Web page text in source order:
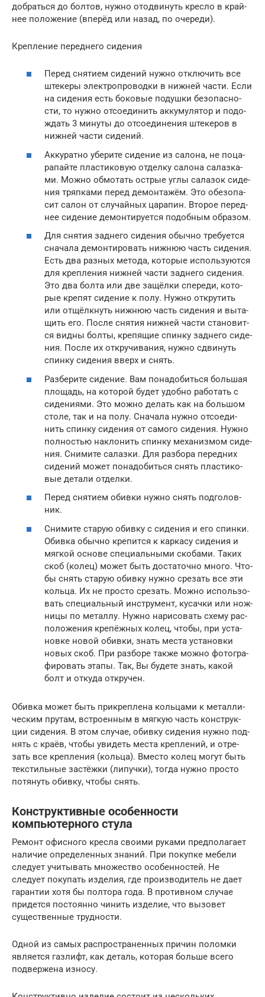
добрать­ся до бол­тов, нуж­но ото­дви­нуть крес­ло в край­
нее поло­же­ние (впе­рёд или назад, по оче­ре­ди).
Креп­ле­ние перед­не­го сиде­ния
Перед сня­ти­ем сиде­ний нуж­но отклю­чить все
ште­ке­ры элек­тро­про­вод­ки в ниж­ней части. Если
на сиде­ния есть боко­вые подуш­ки без­опас­но­
сти, то нуж­но отсо­еди­нить акку­му­ля­тор и подо­
ждать 3 мину­ты до отсо­еди­не­ния ште­ке­ров в
ниж­ней части сиде­ний.
Акку­рат­но убе­ри­те сиде­ние из сало­на, не поца­
ра­пай­те пла­сти­ко­вую отдел­ку сало­на салаз­ка­
ми. Мож­но обмо­тать ост­рые углы сала­зок сиде­
ния тряп­ка­ми перед демон­та­жём. Это обез­опа­
сит салон от слу­чай­ных цара­пин. Вто­рое перед­
нее сиде­ние демон­ти­ру­ет­ся подоб­ным обра­зом.
Для сня­тия зад­не­го сиде­ния обыч­но тре­бу­ет­ся
сна­ча­ла демон­ти­ро­вать ниж­нюю часть сиде­ния.
Есть два раз­ных мето­да, кото­рые исполь­зу­ют­ся
для креп­ле­ния ниж­ней части зад­не­го сиде­ния.
Это два бол­та или две защёл­ки спе­ре­ди, кото­
рые кре­пят сиде­ние к полу. Нуж­но откру­тить
или отщёлк­нуть ниж­нюю часть сиде­ния и выта­
щить его. После сня­тия ниж­ней части ста­но­вит­
ся вид­ны бол­ты, кре­пя­щие спин­ку зад­не­го сиде­
ния. После их откру­чи­ва­ния, нуж­но сдви­нуть
спин­ку сиде­ния вверх и снять.
Раз­бе­ри­те сиде­ние. Вам пона­до­бить­ся боль­шая
пло­щадь, на кото­рой будет удоб­но рабо­тать с
сиде­ни­я­ми. Это мож­но делать как на боль­шом
сто­ле, так и на полу. Сна­ча­ла нуж­но отсо­еди­
нить спин­ку сиде­ния от само­го сиде­ния. Нуж­но
пол­но­стью накло­нить спин­ку меха­низ­мом сиде­
ния. Сни­ми­те салаз­ки. Для раз­бо­ра перед­них
сиде­ний может пона­до­бить­ся снять пла­сти­ко­
вые дета­ли отдел­ки.
Перед сня­ти­ем обив­ки нуж­но снять под­го­лов­
ник.
Сни­ми­те ста­рую обив­ку с сиде­ния и его спин­ки.
Обив­ка обыч­но кре­пит­ся к кар­ка­су сиде­ния и
мяг­кой осно­ве спе­ци­аль­ны­ми ско­ба­ми. Таких
скоб (колец) может быть доста­точ­но мно­го. Что­
бы снять ста­рую обив­ку нуж­но сре­зать все эти
коль­ца. Их не про­сто сре­зать. Мож­но исполь­зо­
вать спе­ци­аль­ный инстру­мент, кусач­ки или нож­
ни­цы по метал­лу. Нуж­но нари­со­вать схе­му рас­
по­ло­же­ния кре­пёж­ных колец, что­бы, при уста­
нов­ке новой обив­ки, знать места уста­нов­ки
новых скоб. При раз­бо­ре так­же мож­но фото­гра­
фи­ро­вать эта­пы. Так, Вы буде­те знать, какой
болт и отку­да откру­чен.
Обив­ка может быть при­креп­ле­на коль­ца­ми к метал­ли­
че­ским пру­там, встро­ен­ным в мяг­кую часть кон­струк­
ции сиде­ния. В этом слу­чае, обив­ку сиде­ния нуж­но под­
нять с кра­ёв, что­бы уви­деть места креп­ле­ний, и отре­
зать все креп­ле­ния (коль­ца). Вме­сто колец могут быть
тек­стиль­ные застёж­ки (липуч­ки), тогда нуж­но про­сто
потя­нуть обив­ку, что­бы снять.
Конструктивные особенности
компьютерного стула
Ремонт офисного кресла своими руками предполагает
наличие определенных знаний. При покупке мебели
следует учитывать множество особенностей. Не
следует покупать изделия, где производитель не дает
гарантии хотя бы полтора года. В противном случае
придется постоянно чинить изделие, что вызовет
существенные трудности.
Одной из самых распространенных причин поломки
является газлифт, как деталь, которая больше всего
подвержена износу.